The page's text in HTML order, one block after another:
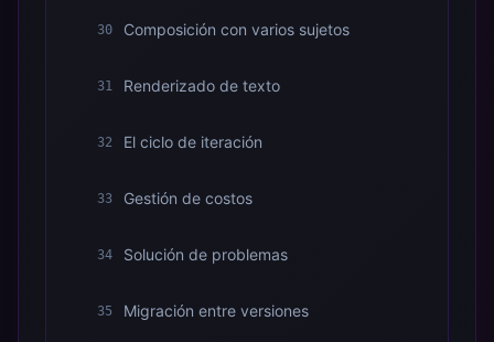
30 Composición con varios sujetos
31 Renderizado de texto
32 El ciclo de iteración
33 Gestión de costos
34 Solución de problemas
35 Migración entre versiones